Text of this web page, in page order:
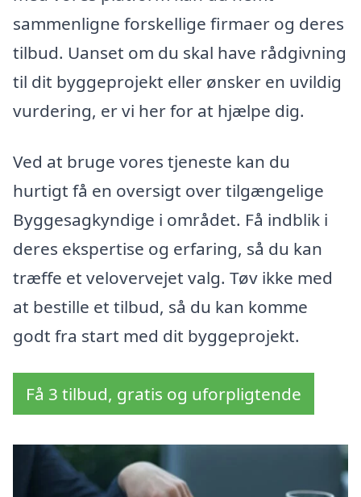
sammenligne forskellige firmaer og deres
tilbud. Uanset om du skal have rådgivning
til dit byggeprojekt eller ønsker en uvildig
vurdering, er vi her for at hjælpe dig.
Ved at bruge vores tjeneste kan du
hurtigt få en oversigt over tilgængelige
Byggesagkyndige i området. Få indblik i
deres ekspertise og erfaring, så du kan
træffe et velovervejet valg. Tøv ikke med
at bestille et tilbud, så du kan komme
godt fra start med dit byggeprojekt.
Få 3 tilbud, gratis og uforpligtende